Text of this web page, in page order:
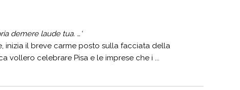
demere laude tua. …'
inizia il breve carme posto sulla facciata della
vollero celebrare Pisa e le imprese che i ...